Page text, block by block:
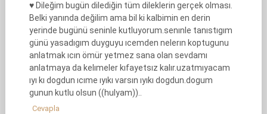
♥ Dileğim bugün dilediğin tüm dileklerin gerçek olması.
Belki yanında değilim ama bil ki kalbimin en derin
yerinde bugünü seninle kutluyorum.senınle tanıstıgım
günü yasadıgım duyguyu ıcemden nelerın koptugunu
anlatmak ıcın ömür yetmez sana olan sevdamı
anlatmaya da kelımeler kıfayetsız kalır.uzatmıyacam
ıyı kı dogdun ıcıme ıyıkı varsın ıyıkı dogdun.dogum
gunun kutlu olsun ((hulyam))..
Cevapla